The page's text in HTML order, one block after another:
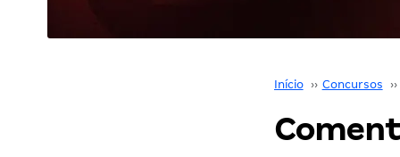
Início ›› Concursos ››